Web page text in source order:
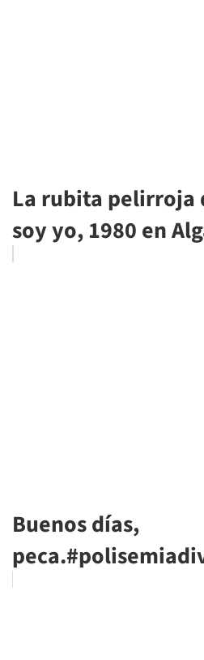
La rubita pelirroja
soy yo, 1980 en
Buenos días,